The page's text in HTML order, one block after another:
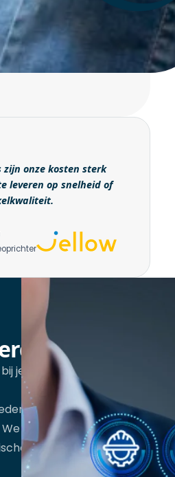
zijn onze kosten sterk
leveren op snelheid of
je